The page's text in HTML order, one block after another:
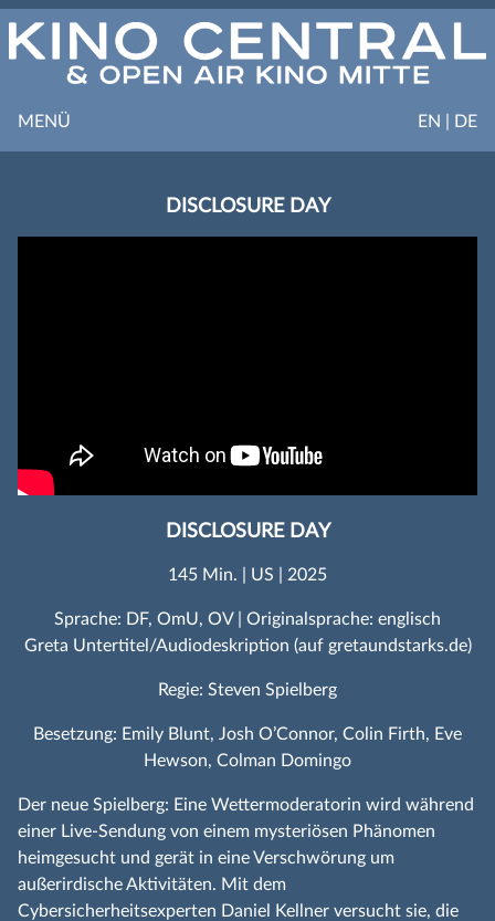
EN | DE
MENÜ
DISCLOSURE DAY
DISCLOSURE DAY
145 Min. | US | 2025
Sprache: DF, OmU, OV | Originalsprache: englisch
Greta Untertitel/Audiodeskription (auf gretaundstarks.de)
Regie: Steven Spielberg
Besetzung: Emily Blunt, Josh O’Connor, Colin Firth, Eve
Hewson, Colman Domingo
Der neue Spielberg: Eine Wettermoderatorin wird während
einer Live-Sendung von einem mysteriösen Phänomen
heimgesucht und gerät in eine Verschwörung um
außerirdische Aktivitäten. Mit dem
Cybersicherheitsexperten Daniel Kellner versucht sie, die